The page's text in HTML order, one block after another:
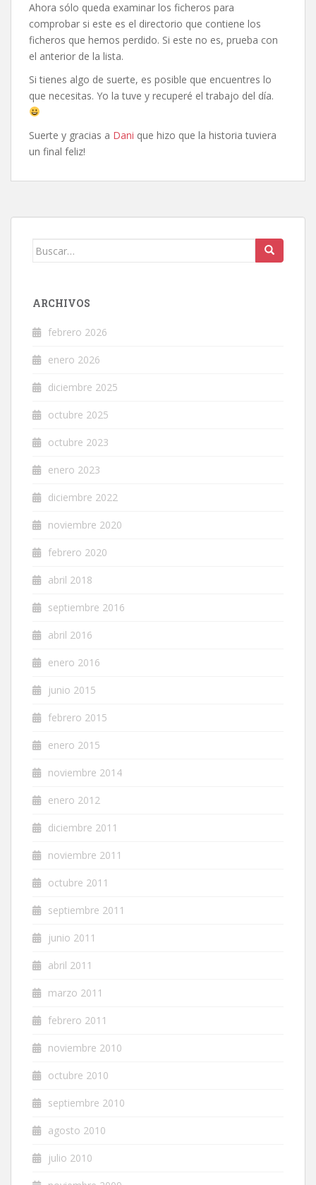
Ahora sólo queda examinar los ficheros para
comprobar si este es el directorio que contiene los
ficheros que hemos perdido. Si este no es, prueba con
el anterior de la lista.
Si tienes algo de suerte, es posible que encuentres lo
que necesitas. Yo la tuve y recuperé el trabajo del día.
Suerte y gracias a Dani que hizo que la historia tuviera
un final feliz!
Buscar:
ARCHIVOS
febrero 2026
enero 2026
diciembre 2025
octubre 2025
octubre 2023
enero 2023
diciembre 2022
noviembre 2020
febrero 2020
abril 2018
septiembre 2016
abril 2016
enero 2016
junio 2015
febrero 2015
enero 2015
noviembre 2014
enero 2012
diciembre 2011
noviembre 2011
octubre 2011
septiembre 2011
junio 2011
abril 2011
marzo 2011
febrero 2011
noviembre 2010
octubre 2010
septiembre 2010
agosto 2010
julio 2010